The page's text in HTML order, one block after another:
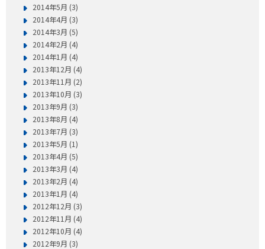
2014年5月 (3)
2014年4月 (3)
2014年3月 (5)
2014年2月 (4)
2014年1月 (4)
2013年12月 (4)
2013年11月 (2)
2013年10月 (3)
2013年9月 (3)
2013年8月 (4)
2013年7月 (3)
2013年5月 (1)
2013年4月 (5)
2013年3月 (4)
2013年2月 (4)
2013年1月 (4)
2012年12月 (3)
2012年11月 (4)
2012年10月 (4)
2012年9月 (3)